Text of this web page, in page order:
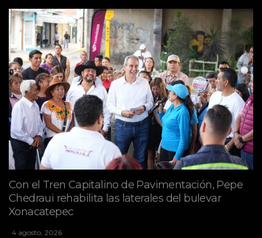
Con el Tren Capitalino de Pavimentación, Pepe
Chedraui rehabilita las laterales del bulevar
Xonacatepec
4 agosto, 2026